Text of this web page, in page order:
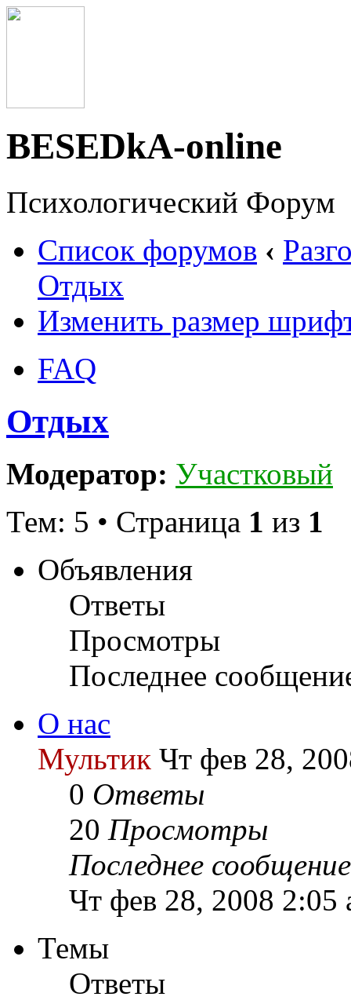
BESEDkA-online
Психологический Форум
Список форумов ‹
Отдых
Изменить размер
FAQ
Отдых
Модератор: Участковый
Тем: 5 • Страница 1 из 1
Объявления
Ответы
Просмотры
Последнее
О нас
Мультик Чт фев 28,
0 Ответы
20 Просмотры
Последнее сообщение
Чт фев 28, 2008 2:05
Темы
Ответы